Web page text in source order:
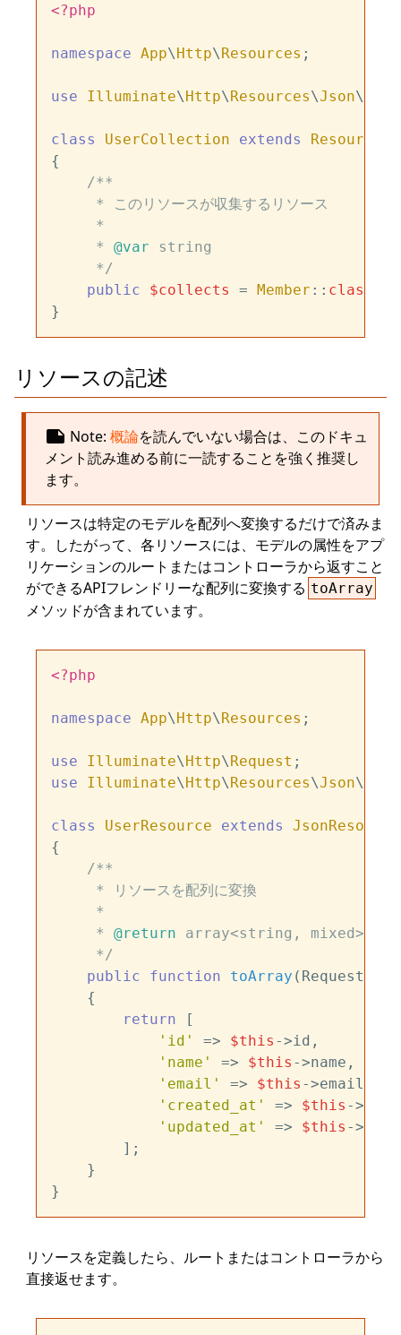
<?php
namespace App\Http\Resources ;
use Illuminate\Http\Resources\Json\
class UserCollection extends
{
/**
     * このリソースが収集するリソース
     *
     *
@var string
     */
public
$collects = Member :: class
リソースの記述
note Note: 概論を読んでいない場合は、このドキュ
メント読み進める前に一読することを強く推奨し
ます。
リソースは特定のモデルを配列へ変換するだけで済みま
す。したがって、各リソースには、モデルの属性をアプ
リケーションのルートまたはコントローラから返すこと
ができるAPIフレンドリーな配列に変換する toArray
メソッドが含まれています。
<?php
namespace App\Http\Resources ;
use Illuminate\Http\Request
use
Illuminate\Http\Resources\Json\
class UserResource extends
JsonResource
{
/**
     * リソースを配列に変換
     *
     *
@return array<string, mixed>
     */
public
function toArray ( Request
{
return [
'id'
=> $this ->id,
'name'
=> $this ->name,
'email'
=> $this ->email,
'created_at'
=> $this -
'updated_at'
=> $this -
        ];
    }
リソースを定義したら、ルートまたはコントローラから
直接返せます。